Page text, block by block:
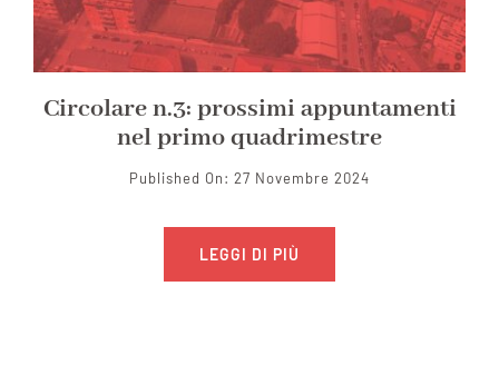
Circolare n.3: prossimi appuntamenti
nel primo quadrimestre
Published On: 27 Novembre 2024
LEGGI DI PIÙ